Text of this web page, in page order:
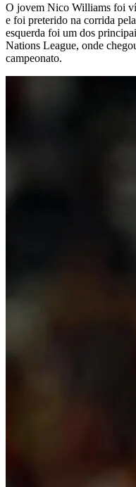
O jovem Nico Williams foi
e foi preterido na corrida
esquerda foi um dos
Nations League, onde
campeonato.